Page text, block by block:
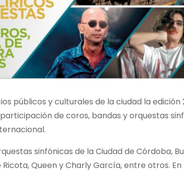
públicos y culturales de la ciudad la edición
de coros, bandas y orquestas
sinfónicas de la Ciudad de Córdoba,
Queen y Charly García, entre otros.